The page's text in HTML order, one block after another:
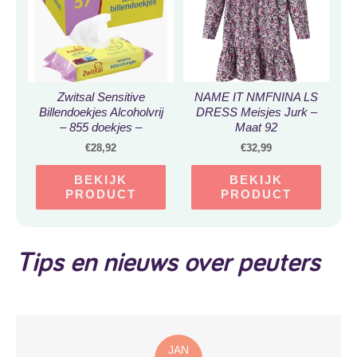
Zwitsal Sensitive
Billendoekjes Alcoholvrij
– 855 doekjes –
Voordeelverpakking
€28,92
BEKIJK
PRODUCT
NAME IT NMFNINA LS
DRESS Meisjes Jurk –
Maat 92
€32,99
BEKIJK
PRODUCT
Tips en nieuws over peuters
JAN